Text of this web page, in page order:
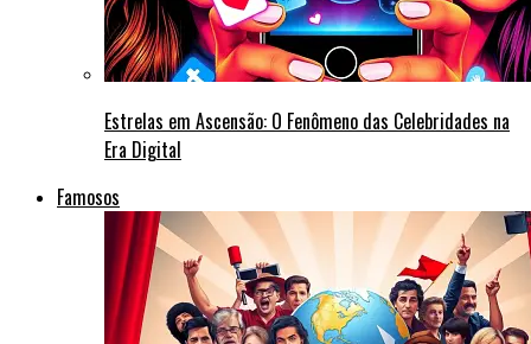
Estrelas em Ascensão: O Fenômeno das Celebridades na
Era Digital
Famosos